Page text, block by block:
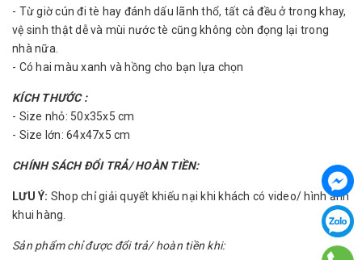
- Từ giờ cún đi tè hay đánh dấu lãnh thổ, tất cả đều ở trong khay,
vệ sinh thật dễ và mùi nước tè cũng không còn đọng lại trong
nhà nữa.
- Có hai màu xanh và hồng cho bạn lựa chọn
KÍCH THƯỚC :
- Size nhỏ: 50x35x5 cm
- Size lớn: 64x47x5 cm
CHÍNH SÁCH ĐỔI TRẢ/ HOÀN TIỀN:
LƯU Ý: Shop chỉ giải quyết khiếu nại khi khách có video/ hình ảnh
khui hàng.
Sản phẩm chỉ được đổi trả/ hoàn tiền khi: